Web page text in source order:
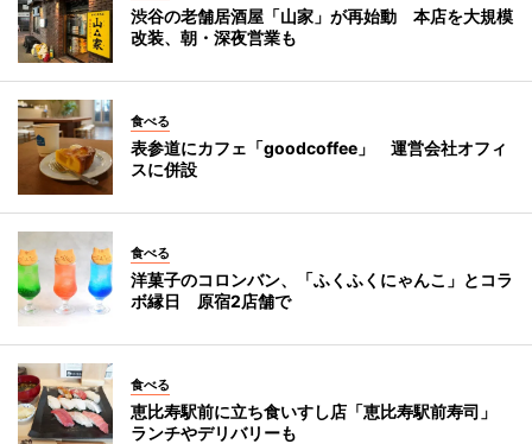
渋谷の老舗居酒屋「山家」が再始動 本店を大規模
改装、朝・深夜営業も
食べる
表参道にカフェ「goodcoffee」 運営会社オフィ
スに併設
食べる
洋菓子のコロンバン、「ふくふくにゃんこ」とコラ
ボ縁日 原宿2店舗で
食べる
恵比寿駅前に立ち食いすし店「恵比寿駅前寿司」
ランチやデリバリーも